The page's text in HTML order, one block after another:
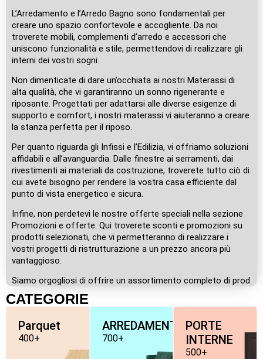
L’Arredamento e l’Arredo Bagno sono fondamentali per
creare uno spazio confortevole e accogliente. Da noi
troverete mobili, complementi d’arredo e accessori che
uniscono funzionalità e stile, permettendovi di realizzare gli
interni dei vostri sogni.
Non dimenticate di dare un’occhiata ai nostri Materassi di
alta qualità, che vi garantiranno un sonno rigenerante e
riposante. Progettati per adattarsi alle diverse esigenze di
supporto e comfort, i nostri materassi vi aiuteranno a creare
la stanza perfetta per il riposo.
Per quanto riguarda gli Infissi e l’Edilizia, vi offriamo soluzioni
affidabili e all’avanguardia. Dalle finestre ai serramenti, dai
rivestimenti ai materiali da costruzione, troverete tutto ciò di
cui avete bisogno per rendere la vostra casa efficiente dal
punto di vista energetico e sicura.
Infine, non perdetevi le nostre offerte speciali nella sezione
Promozioni e offerte. Qui troverete sconti e promozioni su
prodotti selezionati, che vi permetteranno di realizzare i
vostri progetti di ristrutturazione a un prezzo ancora più
vantaggioso.
Siamo orgogliosi di offrire un assortimento completo di prod
CATEGORIE
Parquet
400+
ARREDAMENTO
700+
PORTE
INTERNE
500+